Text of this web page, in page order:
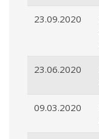
23.09.2020
23.06.2020
09.03.2020